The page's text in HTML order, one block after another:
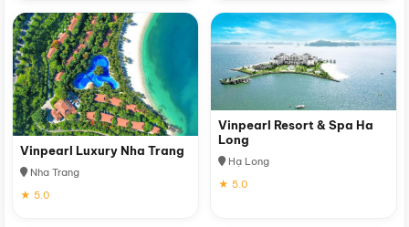
Vinpearl Luxury Nha Trang
Nha Trang
★ 5.0
Vinpearl Resort & Spa Ha
Long
Hạ Long
★ 5.0